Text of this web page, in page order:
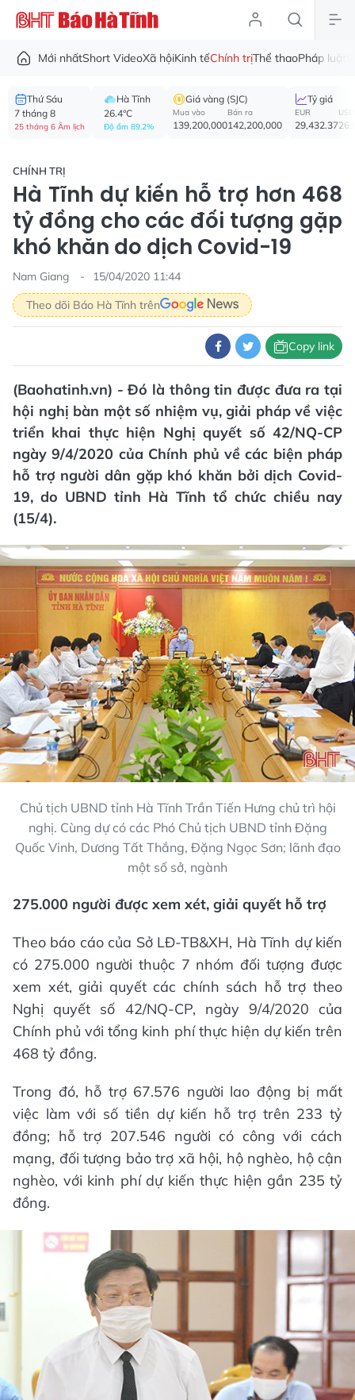
Mới nhấtShort VideoXã hộiKinh tếChính trịThể thaoPháp luật
Thứ Sáu
7 tháng 8
25 tháng 6 Âm lịch
Hà Tĩnh
26.4°C
Độ ẩm 89.2%
Giá vàng (SJC)
Mua vào
139,200,000
Bán ra
142,200,000
Tỷ giá
EUR
29,432.37
USD
CHÍNH TRỊ
Hà Tĩnh dự kiến hỗ trợ hơn 468
tỷ đồng cho các đối tượng gặp
khó khăn do dịch Covid-19
Nam Giang
15/04/2020 11:44
Theo dõi Báo Hà Tĩnh trên
Copy link
(Baohatinh.vn) - Đó là thông tin được đưa ra tại
hội nghị bàn một số nhiệm vụ, giải pháp về việc
triển khai thực hiện Nghị quyết số 42/NQ-CP
ngày 9/4/2020 của Chính phủ về các biện pháp
hỗ trợ người dân gặp khó khăn bởi dịch Covid-
19, do UBND tỉnh Hà Tĩnh tổ chức chiều nay
(15/4).
Chủ tịch UBND tỉnh Hà Tĩnh Trần Tiến Hưng chủ trì hội
nghị. Cùng dự có các Phó Chủ tịch UBND tỉnh Đặng
Quốc Vinh, Dương Tất Thắng, Đặng Ngọc Sơn; lãnh đạo
một số sở, ngành
275.000 người được xem xét, giải quyết hỗ trợ
Theo báo cáo của Sở LĐ-TB&XH, Hà Tĩnh dự kiến
có 275.000 người thuộc 7 nhóm đối tượng được
xem xét, giải quyết các chính sách hỗ trợ theo
Nghị quyết số 42/NQ-CP, ngày 9/4/2020 của
Chính phủ với tổng kinh phí thực hiện dự kiến trên
468 tỷ đồng.
Trong đó, hỗ trợ 67.576 người lao động bị mất
việc làm với số tiền dự kiến hỗ trợ trên 233 tỷ
đồng; hỗ trợ 207.546 người có công với cách
mạng, đối tượng bảo trợ xã hội, hộ nghèo, hộ cận
nghèo, với kinh phí dự kiến thực hiện gần 235 tỷ
đồng.